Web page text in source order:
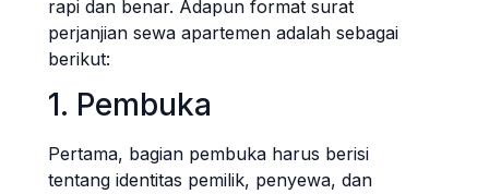
rapi dan benar. Adapun format surat
perjanjian sewa apartemen adalah sebagai
berikut:
1. Pembuka
Pertama, bagian pembuka harus berisi
tentang identitas pemilik, penyewa, dan